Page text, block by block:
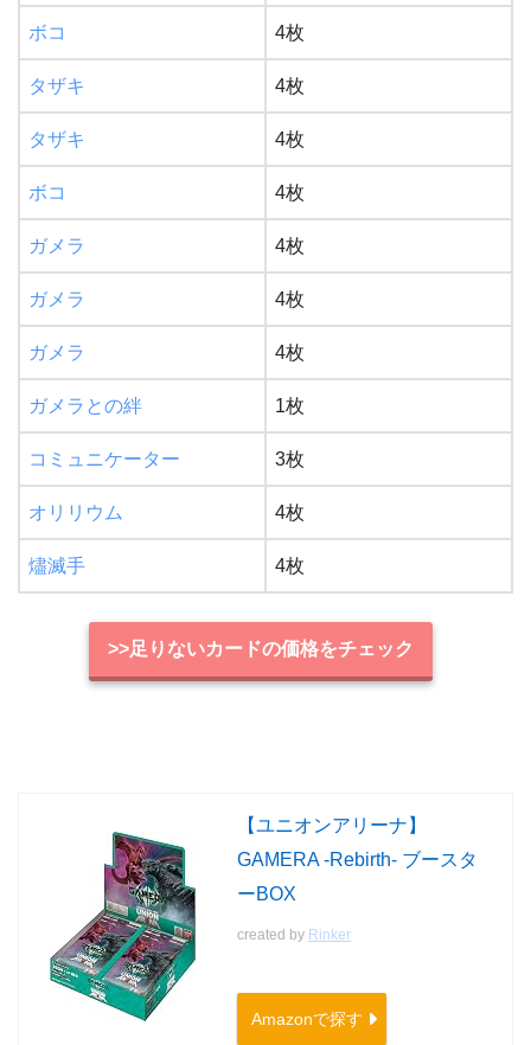
ボコ 4枚
タザキ 4枚
タザキ 4枚
ボコ 4枚
ガメラ 4枚
ガメラ 4枚
ガメラ 4枚
ガメラとの絆 1枚
コミュニケーター 3枚
オリリウム 4枚
燼滅手 4枚
>>足りないカードの価格をチェック
【ユニオンアリーナ】
GAMERA -Rebirth- ブースタ
ーBOX
created by Rinker
Amazonで探す